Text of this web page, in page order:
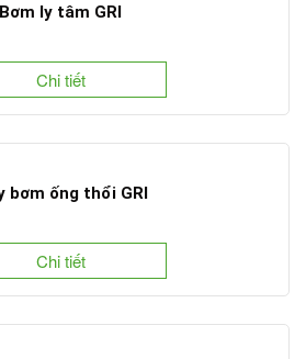
Bơm ly tâm GRI
Chi tiết
bơm ống thổi GRI
Chi tiết